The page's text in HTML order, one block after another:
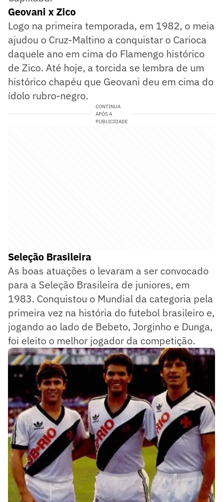
Geovani x Zico
Logo na primeira temporada, em 1982, o meia
ajudou o Cruz-Maltino a conquistar o Carioca
daquele ano em cima do Flamengo histórico
de Zico. Até hoje, a torcida se lembra de um
histórico chapéu que Geovani deu em cima do
ídolo rubro-negro.
CONTINUA
APÓS A
PUBLICIDADE
Seleção Brasileira
As boas atuações o levaram a ser convocado
para a Seleção Brasileira de juniores, em
1983. Conquistou o Mundial da categoria pela
primeira vez na história do futebol brasileiro e,
jogando ao lado de Bebeto, Jorginho e Dunga,
foi eleito o melhor jogador da competição.